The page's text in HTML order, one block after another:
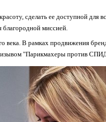
сделать ее доступной для
благородной миссией.
века. В рамках продвижения
"Парикмахеры против